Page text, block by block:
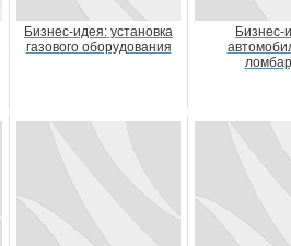
Бизнес-идея: установка
газового оборудования
Бизнес-